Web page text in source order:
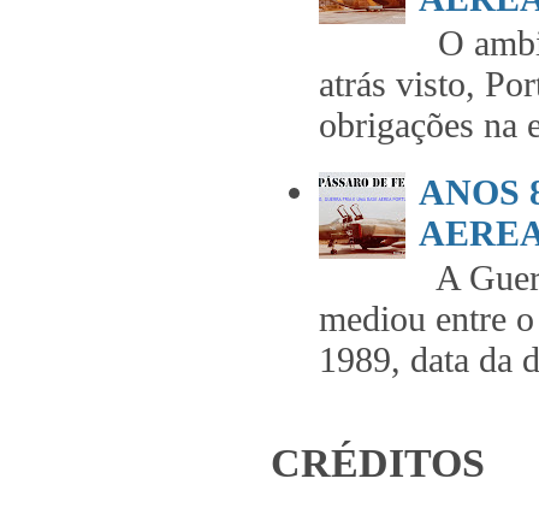
O
atrás visto,
obrigações na
ANOS
A
mediou entre
1989, data da
CRÉDITOS